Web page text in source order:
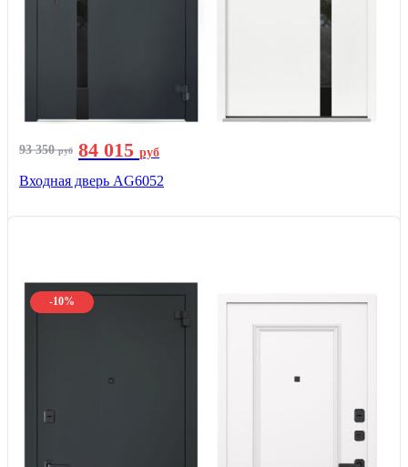
93 350руб 84 015 руб
Входная дверь AG6052
-10%